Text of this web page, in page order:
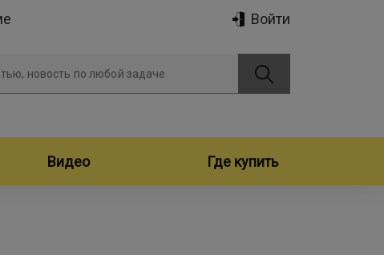
Войти
новость по любой задаче
Видео Где купить